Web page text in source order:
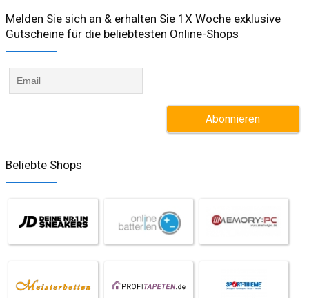
Melden Sie sich an & erhalten Sie 1X Woche exklusive
Gutscheine für die beliebtesten Online-Shops​
Beliebte Shops